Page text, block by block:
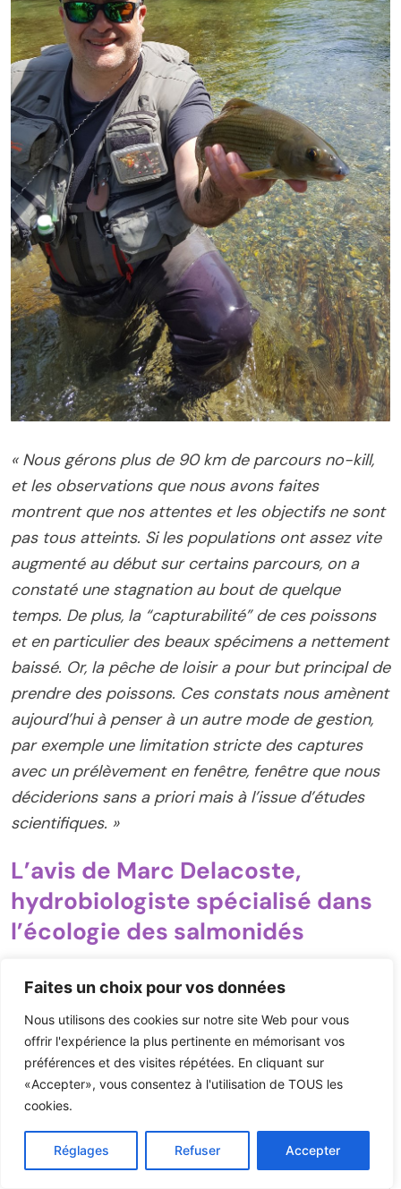
Faites un choix pour vos données
Nous utilisons des cookies sur notre site Web pour vous
offrir l'expérience la plus pertinente en mémorisant vos
préférences et des visites répétées. En cliquant sur
«Accepter», vous consentez à l'utilisation de TOUS les
cookies.
Réglages Refuser Accepter
« Nous gérons plus de 90 km de parcours no-kill,
et les observations que nous avons faites
montrent que nos attentes et les objectifs ne sont
pas tous atteints. Si les populations ont assez vite
augmenté au début sur certains parcours, on a
constaté une stagnation au bout de quelque
temps. De plus, la “capturabilité” de ces poissons
et en particulier des beaux spécimens a nettement
baissé. Or, la pêche de loisir a pour but principal de
prendre des poissons. Ces constats nous amènent
aujourd’hui à penser à un autre mode de gestion,
par exemple une limitation stricte des captures
avec un prélèvement en fenêtre, fenêtre que nous
déciderions sans a priori mais à l’issue d’études
scientifiques. »
L’avis de Marc Delacoste,
hydrobiologiste spécialisé dans
l’écologie des salmonidés